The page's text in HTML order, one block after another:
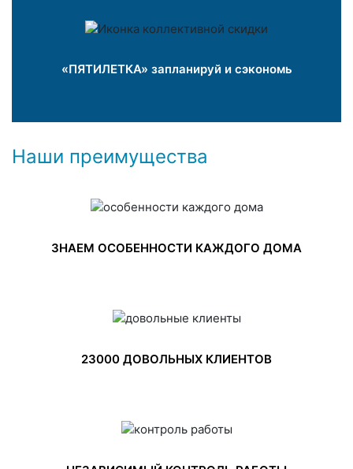
«ПЯТИЛЕТКА» запланируй и сэкономь
Наши преимущества
ЗНАЕМ ОСОБЕННОСТИ КАЖДОГО ДОМА
23000 ДОВОЛЬНЫХ КЛИЕНТОВ